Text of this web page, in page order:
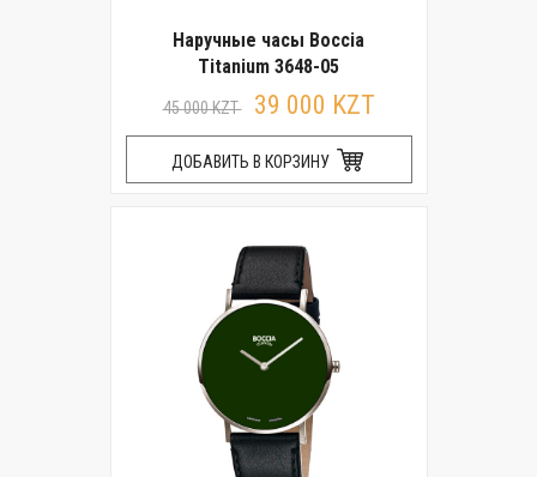
Наручные часы Boccia
Titanium 3648-05
45 000 KZT 39 000 KZT
ДОБАВИТЬ В КОРЗИНУ